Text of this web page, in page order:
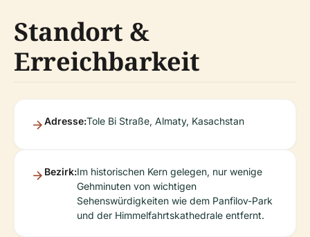
Standort &
Erreichbarkeit
Adresse:Tole Bi Straße, Almaty, Kasachstan
Bezirk:Im historischen Kern gelegen, nur wenige
Gehminuten von wichtigen
Sehenswürdigkeiten wie dem Panfilov-Park
und der Himmelfahrtskathedrale entfernt.